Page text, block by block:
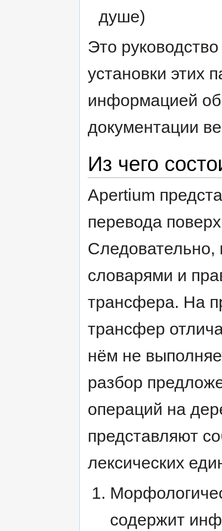
душе)
Это
установки этих
информацией
документации
Из чего
Apertium
перевода
Следовательно,
словарями и
трансфера. На
трансфер
нём не
разбор
операций на
представляют
лексических
содержит